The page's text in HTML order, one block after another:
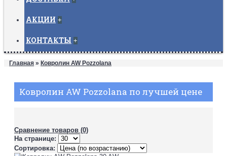
АКЦИИ +
КОНТАКТЫ +
Главная » Ковролин AW Pozzolana
Ковролин AW Pozzolana по лучшей цене
Сравнение товаров (0)
На странице:
Сортировка: